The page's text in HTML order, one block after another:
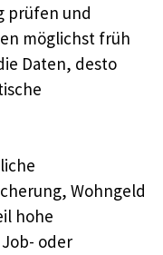
prüfen und
möglichst früh
Daten, desto
Wohngeld
hohe
oder